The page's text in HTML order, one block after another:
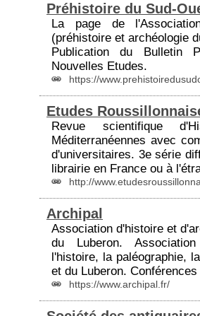
Préhistoire du Sud-
La page de
(préhistoire et archéologie
Publication du Bulletin
Nouvelles Etudes.
https://
Etudes
Revue scientifique
Méditerranéennes avec
d'universitaires. 3e série
librairie en France ou à
http://
Archipal
Association d'histoire et
du Luberon.
l'histoire, la paléographie,
et du Luberon.
https://www.archipal.fr/